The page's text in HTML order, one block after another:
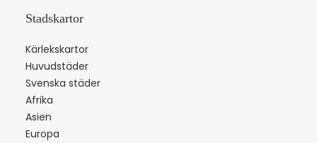
Stadskartor
Kärlekskartor
Huvudstäder
Svenska städer
Afrika
Asien
Europa